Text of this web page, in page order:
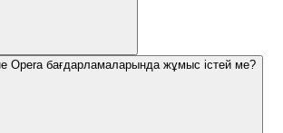
Opera бағдарламаларында жұмыс істей ме?